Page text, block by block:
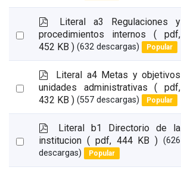
Select
p
d
f
Literal a3 Regulaciones y
procedimientos internos
( pdf,
452 KB ) (632 descargas) Popular
Select
p
d
f
Literal a4 Metas y objetivos
unidades administrativas
( pdf,
432 KB ) (557 descargas) Popular
Select
p
d
f
Literal b1 Directorio de la
institucion ( pdf, 444 KB ) (626
descargas)
Popular